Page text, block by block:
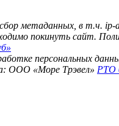
метаданных, в т.ч. ip-
покинуть сайт.
персональных
ООО «Море Трэвел» РТО